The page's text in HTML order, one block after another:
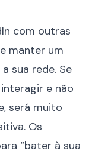
com outras
manter um
sua rede. Se
e não
será muito
Os
“bater à sua